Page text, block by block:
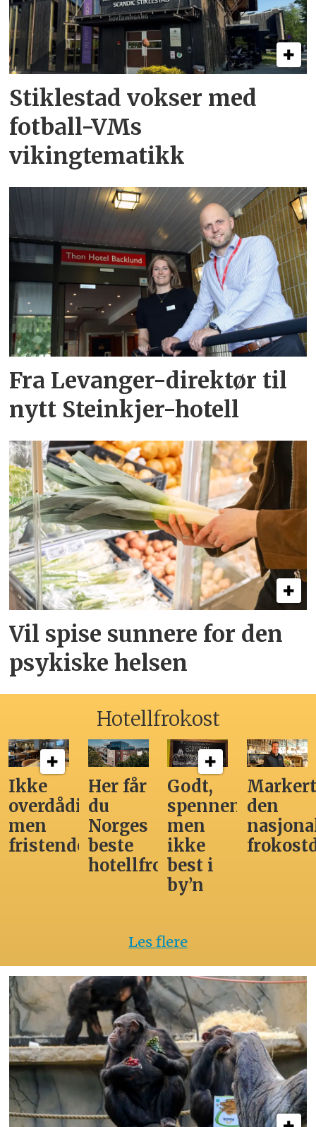
Stiklestad vokser med
fotball-VMs
vikingtematikk
Fra Levanger-direktør til
nytt Steinkjer-hotell
Vil spise sunnere for den
psykiske helsen
Hotellfrokost
Ikke
overdådig,
men
fristende
Her får
du
Norges
beste
hotellfrokost
Godt,
spennende,
men
ikke
best i
by’n
den
Les flere